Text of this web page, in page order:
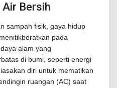
Bersih
sampah fisik, gaya hidup
pada
alam yang
di bumi, seperti energi
diri untuk mematikan
ruangan (AC) saat